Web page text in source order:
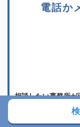
電話か
相談したい事務所
れている電話する
合わせ・相談をす